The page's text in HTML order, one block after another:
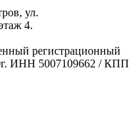
ул.
4.
регистрационный
ИНН 5007109662 / КПП